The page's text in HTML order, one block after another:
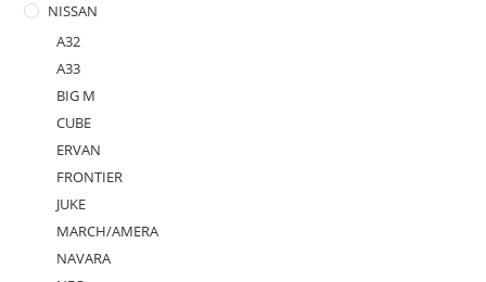
NISSAN
A32
A33
BIG M
CUBE
ERVAN
FRONTIER
JUKE
MARCH/AMERA
NAVARA